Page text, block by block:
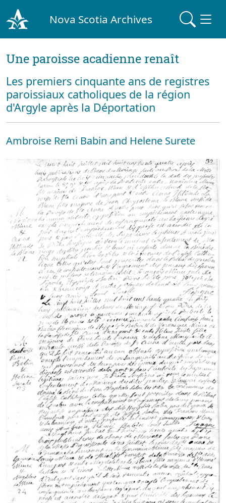
Nova Scotia Archives
Une paroisse acadienne renaît
Les premiers cinquante ans de registres
paroissiaux catholiques de la région
d'Argyle après la Déportation
Ambroise Remi Babin and Helene Surete